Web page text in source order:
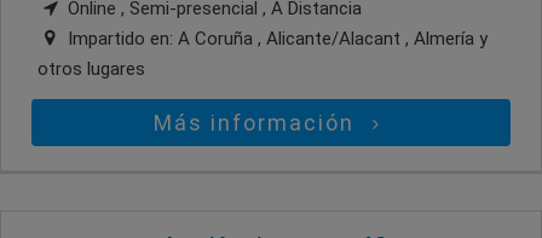
Online , Semi-presencial , A Distancia
Impartido en: A Coruña , Alicante/Alacant , Almería y
otros lugares
Más información